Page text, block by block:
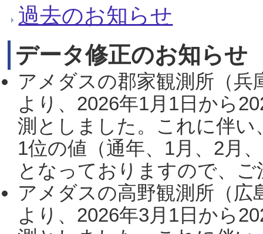
過去のお知らせ
データ修正のお知らせ
アメダスの郡家観測所（
より、2026年1月1日から
測としました。これに伴い
1位の値（通年、1月、2月
となっておりますので、
アメダスの高野観測所（
より、2026年3月1日から